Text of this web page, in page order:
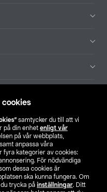
cookies
samtycker du till att vi
på din enhet enligt vår
på vår webbplats,
anpassa våra
fyra kategorier av cookies:
För nödvändiga
dessa cookies är
ska kunna fungera. Om
trycka på inställningar. Ditt
FI